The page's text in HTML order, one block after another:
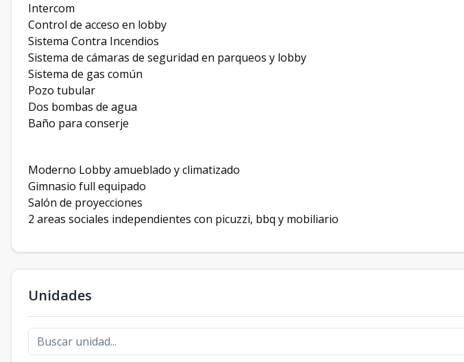
Intercom
Control de acceso en lobby
Sistema Contra Incendios
Sistema de cámaras de seguridad en parqueos y lobby
Sistema de gas común
Pozo tubular
Dos bombas de agua
Baño para conserje
Moderno Lobby amueblado y climatizado
Gimnasio full equipado
Salón de proyecciones
2 areas sociales independientes con picuzzi, bbq y mobiliario
Unidades